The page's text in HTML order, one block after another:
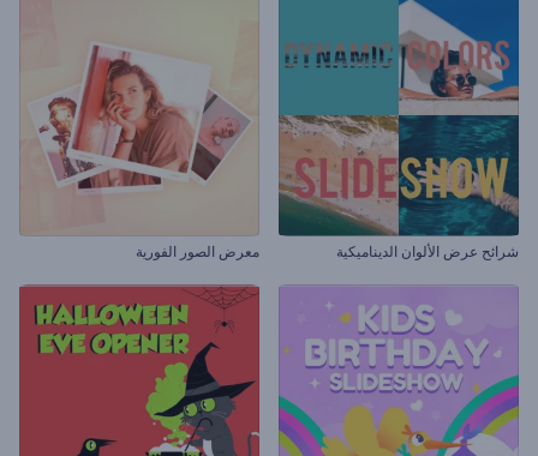
شرائح عرض الألوان الديناميكية معرض الصور الفورية